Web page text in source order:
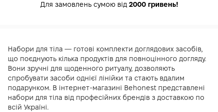
Для замовлень сумою від 2000 гривень!
Набори для тіла — готові комплекти доглядових засобів,
що поєднують кілька продуктів для повноцінного догляду.
Вони зручні для щоденного ритуалу, дозволяють
спробувати засоби однієї лінійки та стають вдалим
подарунком. В інтернет-магазині Behonest представлені
набори для тіла від професійних брендів з доставкою по
всій Україні.